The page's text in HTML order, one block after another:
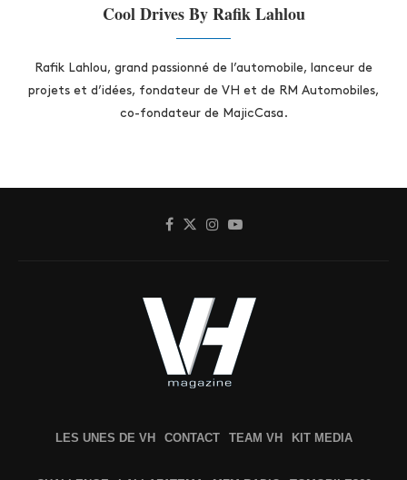
Cool Drives By Rafik Lahlou
Rafik Lahlou, grand passionné de l’automobile, lanceur de
projets et d’idées, fondateur de VH et de RM Automobiles,
co-fondateur de MajicCasa.
LES UNES DE VH CONTACT TEAM VH KIT MEDIA